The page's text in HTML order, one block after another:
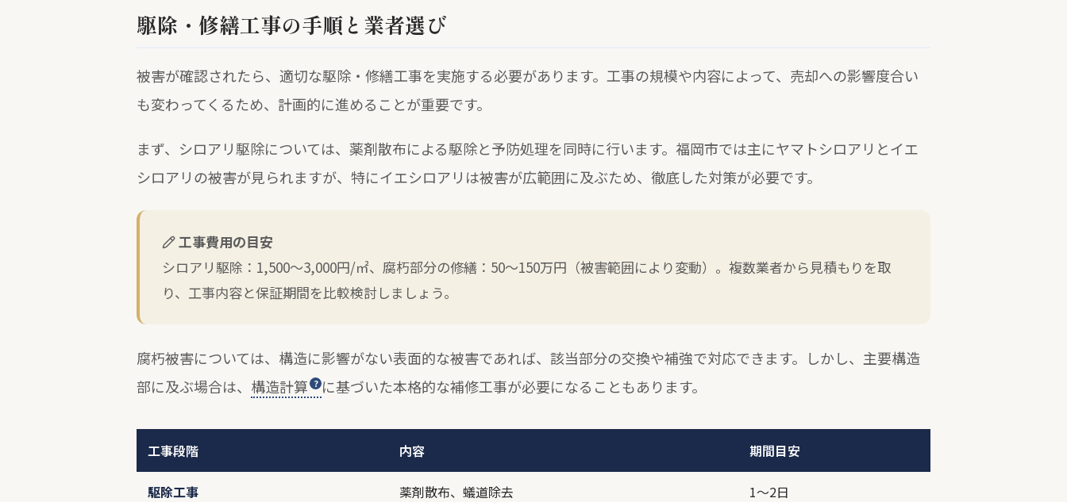
駆除・修繕工事の手順と業者選び
被害が確認されたら、適切な駆除・修繕工事を実施する必要があります。工事の規模や内容によって、売却への影響度合い
も変わってくるため、計画的に進めることが重要です。
まず、シロアリ駆除については、薬剤散布による駆除と予防処理を同時に行います。福岡市では主にヤマトシロアリとイエ
シロアリの被害が見られますが、特にイエシロアリは被害が広範囲に及ぶため、徹底した対策が必要です。
工事費用の目安
シロアリ駆除：1,500〜3,000円/㎡、腐朽部分の修繕：50〜150万円（被害範囲により変動）。複数業者から見積もりを取
り、工事内容と保証期間を比較検討しましょう。
腐朽被害については、構造に影響がない表面的な被害であれば、該当部分の交換や補強で対応できます。しかし、主要構造
部に及ぶ場合は、 構造計算 に基づいた本格的な補修工事が必要になることもあります。
工事段階 内容 期間目安
駆除工事 薬剤散布、蟻道除去 1〜2日